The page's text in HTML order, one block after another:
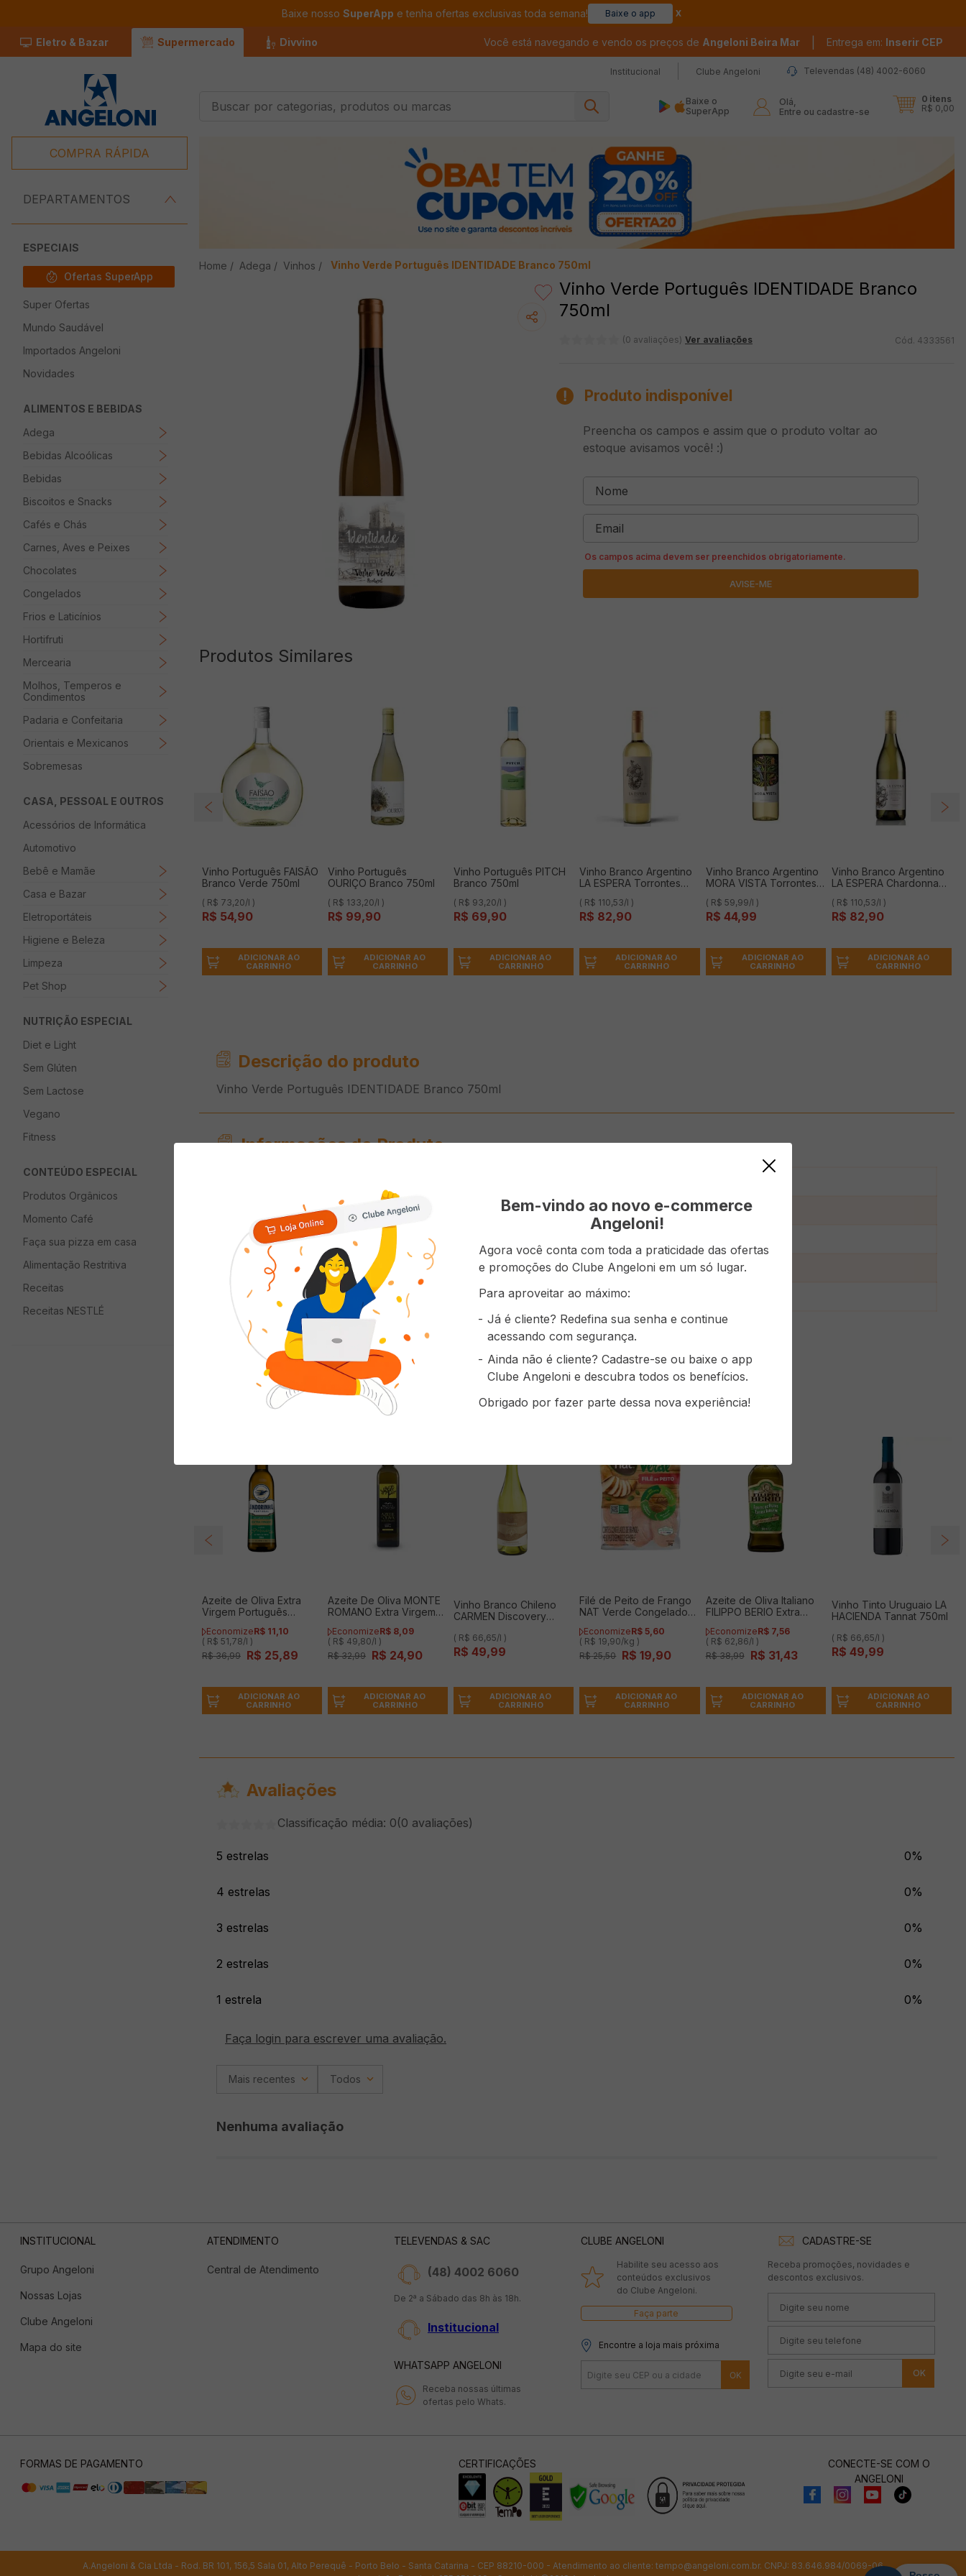
Baixe nosso SuperApp e tenha ofertas exclusivas toda semana! Baixe o app
Eletro & Bazar Supermercado Divvino Você está navegando e vendo os preços de Angeloni Beira Mar Entrega em: Inserir CEP
Institucional Clube Angeloni Televendas (48) 4002-6060
5º Queijo
Baixe o
SuperApp
Olá,
Entre ou cadastre-se
0 itens
R$ 0,00
COMPRA RÁPIDA
DEPARTAMENTOS
ESPECIAIS
Ofertas SuperApp
Super Ofertas
Mundo Saudável
Importados Angeloni
Novidades
ALIMENTOS E BEBIDAS
Adega
Bebidas Alcoólicas
Bebidas
Biscoitos e Snacks
Cafés e Chás
Carnes, Aves e Peixes
Chocolates
Congelados
Frios e Laticínios
Hortifruti
Mercearia
Molhos, Temperos e
Condimentos
Padaria e Confeitaria
Orientais e Mexicanos
Sobremesas
CASA, PESSOAL E OUTROS
Acessórios de Informática
Automotivo
Bebê e Mamãe
Casa e Bazar
Eletroportáteis
Higiene e Beleza
Limpeza
Pet Shop
NUTRIÇÃO ESPECIAL
Diet e Light
Sem Glúten
Sem Lactose
Vegano
Fitness
CONTEÚDO ESPECIAL
Produtos Orgânicos
Momento Café
Faça sua pizza em casa
Alimentação Restritiva
Receitas
Receitas NESTLÉ
Adega Vinhos Vinho Verde Português IDENTIDADE Branco 750ml
Vinho Verde Português IDENTIDADE Branco
750ml
(0 avaliações) Ver avaliações 4333561
Produto indisponível
Preencha os campos e assim que o produto voltar ao
estoque avisamos você! :)
Produtos Similares
Vinho Português FAISÃO
Branco Verde 750ml
( R$ 73,20/l )
R$ 54,90
ADICIONAR AO
CARRINHO
Vinho Português
OURIÇO Branco 750ml
( R$ 133,20/l )
R$ 99,90
ADICIONAR AO
CARRINHO
Vinho Português PITCH
Branco 750ml
( R$ 93,20/l )
R$ 69,90
ADICIONAR AO
CARRINHO
Vinho Branco Argentino
LA ESPERA Torrontes
( R$ 110,53/l )
R$ 82,90
ADICIONAR AO
CARRINHO
Vinho Branco Argentino
MORA VISTA Torrontes
( R$ 59,99/l )
R$ 44,99
ADICIONAR AO
CARRINHO
Vinho Branco Argentino
LA ESPERA Chardonnay
( R$ 110,53/l )
R$ 82,90
ADICIONAR AO
CARRINHO
Descrição do produto
Vinho Verde Português IDENTIDADE Branco 750ml
Informações do Produto
Blend
País de Origem
Classificação
Meio seco
Tipo
Branco
Quem viu comprou também
Azeite de Oliva Extra
Virgem Português
500ml
EconomizeR$ 11,10
( R$ 51,78/l )
R$ 36,99 R$ 25,89
ADICIONAR AO
CARRINHO
Azeite De Oliva MONTE
ROMANO Extra Virgem
EconomizeR$ 8,09
( R$ 49,80/l )
R$ 32,99 R$ 24,90
ADICIONAR AO
CARRINHO
Vinho Branco Chileno
CARMEN Discovery
( R$ 66,65/l )
R$ 49,99
ADICIONAR AO
CARRINHO
Filé de Peito de Frango
NAT Verde Congelado
EconomizeR$ 5,60
( R$ 19,90/kg )
R$ 25,50 R$ 19,90
ADICIONAR AO
CARRINHO
Azeite de Oliva Italiano
FILIPPO BERIO Extra
EconomizeR$ 7,56
( R$ 62,86/l )
R$ 38,99 R$ 31,43
ADICIONAR AO
CARRINHO
Vinho Tinto Uruguaio LA
HACIENDA Tannat 750ml
( R$ 66,65/l )
R$ 49,99
ADICIONAR AO
CARRINHO
Avaliações
Classificação média: 0(0 avaliações)
5 estrelas 0%
4 estrelas 0%
3 estrelas 0%
2 estrelas 0%
1 estrela 0%
Faça login para escrever uma avaliação.
Mais recentes Todos
Nenhuma avaliação
INSTITUCIONAL
Grupo Angeloni
Nossas Lojas
Clube Angeloni
Mapa do site
ATENDIMENTO
Central de Atendimento
TELEVENDAS & SAC
(48) 4002 6060
De 2ª a Sábado das 8h às 18h.
Institucional
WHATSAPP ANGELONI
Receba nossas últimas
ofertas pelo Whats.
CLUBE ANGELONI
Habilite seu acesso aos
conteúdos exclusivos
do Clube Angeloni.
Faça parte
Encontre a loja mais próxima
CADASTRE-SE
Receba promoções, novidades e
descontos exclusivos.
OK
FORMAS DE PAGAMENTO CERTIFICAÇÕES
CONECTE-SE COM O
ANGELONI
A.Angeloni & Cia Ltda - Rod. BR 101, 156,5 Sala 01, Alto Perequê - Porto Belo - Santa Catarina - CEP 88210-000 - Atendimento ao cliente: tempo@angeloni.com.br. CNPJ: 83.646.984/0069-06
Bem-vindo ao novo e-commerce
Angeloni!
Agora você conta com toda a praticidade das ofertas
e promoções do Clube Angeloni em um só lugar.
Para aproveitar ao máximo:
Já é cliente? Redefina sua senha e continue
acessando com segurança.
Ainda não é cliente? Cadastre-se ou baixe o app
Clube Angeloni e descubra todos os benefícios.
Obrigado por fazer parte dessa nova experiência!